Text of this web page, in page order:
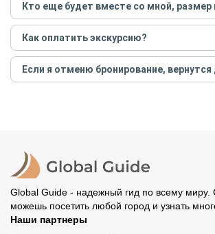
например, если экскурсия на кораблике, а
погоды аномально-сильный ветер. При
предупредит вас об отмене, а мы
карту. Во всех остальных случаях
Кто еще будет вместе со мной, размер
Если экскурсия индивидуальная, гид
только для вас и вашей компании. Если
экскурсии будут другие участники,
условий конкретной экскурсии.
Как оплатить экскурсию?
Создайте заказ на удобную дату и время,
предоплату как можно скорее, чтобы
путешественники не заняли ваше место.
организатору напрямую не требуется.
Если я отменю бронирование, вернутся
При отмене за 48 часов или раньше мы
Global Guide - надежный гид по всему
можешь посетить любой город и узнать
Наши партнеры